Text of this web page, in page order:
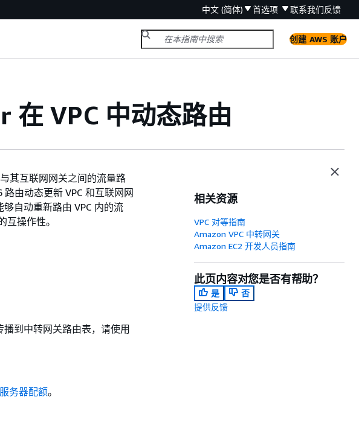
中文 (简体) 首选项 联系我们反馈
创建 AWS 账户
在 VPC 中动态路由
其互联网网关之间的流量路
由动态更新 VPC 和互联网网
自动重新路由 VPC 内的流
操作性。
到中转网关路由表，请使用
务器配额。
相关资源
VPC 对等指南
Amazon VPC 中转网关
Amazon EC2 开发人员指南
此页内容对您是否有帮助？
是
否
提供反馈